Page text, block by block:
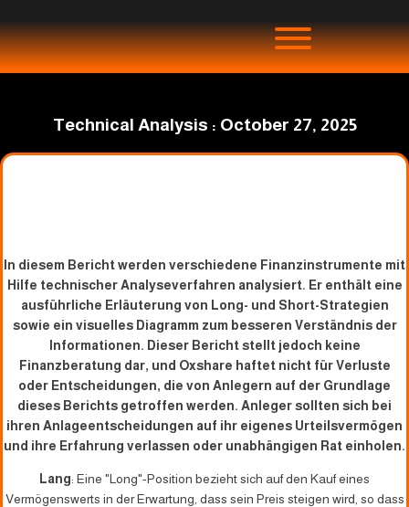
Technical Analysis : October 27, 2025
In diesem Bericht werden verschiedene Finanzinstrumente mit
Hilfe technischer Analyseverfahren analysiert. Er enthält eine
ausführliche Erläuterung von Long- und Short-Strategien
sowie ein visuelles Diagramm zum besseren Verständnis der
Informationen. Dieser Bericht stellt jedoch keine
Finanzberatung dar, und Oxshare haftet nicht für Verluste
oder Entscheidungen, die von Anlegern auf der Grundlage
dieses Berichts getroffen werden. Anleger sollten sich bei
ihren Anlageentscheidungen auf ihr eigenes Urteilsvermögen
und ihre Erfahrung verlassen oder unabhängigen Rat einholen.
Lang: Eine "Long"-Position bezieht sich auf den Kauf eines
Vermögenswerts in der Erwartung, dass sein Preis steigen wird, so dass